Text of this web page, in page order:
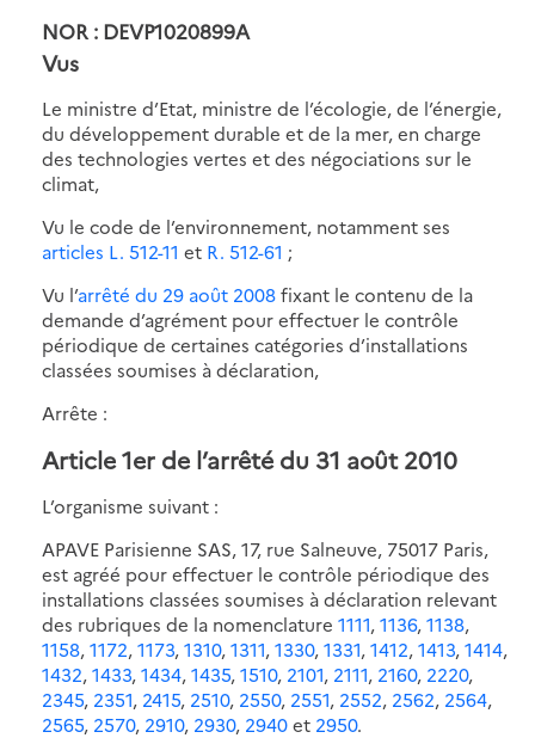
NOR : DEVP1020899A
Vus
Le ministre d’Etat, ministre de l’écologie, de l’énergie,
du développement durable et de la mer, en charge
des technologies vertes et des négociations sur le
climat,
Vu le code de l’environnement, notamment ses
articles L. 512-11 et R. 512-61 ;
Vu l’arrêté du 29 août 2008fixant le contenu de la
demande d’agrément pour effectuer le contrôle
périodique de certaines catégories d’installations
classées soumises à déclaration,
Arrête :
Article 1er de l’arrêté du 31 août 2010
L’organisme suivant :
APAVE Parisienne SAS, 17, rue Salneuve, 75017 Paris,
est agréé pour effectuer le contrôle périodique des
installations classées soumises à déclaration relevant
des rubriques de la nomenclature 1111,1136,1138,
1158,1172,1173,1310,1311,1330,1331,1412,1413,1414,
1432,1433,1434,1435,1510, 2101, 2111, 2160, 2220,
2345, 2351, 2415, 2510, 2550, 2551, 2552, 2562, 2564,
2565, 2570, 2910, 2930, 2940et 2950.